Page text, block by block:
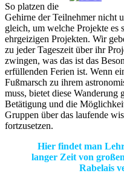
So platzen die
Gehirne der Teilnehmer nicht
gleich, um welche Projekte es
ehrgeizigen Projekten. Wir
zu jeder Tageszeit über ihr
zwingen, was das ist das
erfüllenden Ferien ist. Wenn
Fußmarsch zu ihrem
muss, bietet diese
Betätigung und die
Gruppen über das laufende
fortzusetzen.
Hier findet man
langer Zeit von
Rabelais